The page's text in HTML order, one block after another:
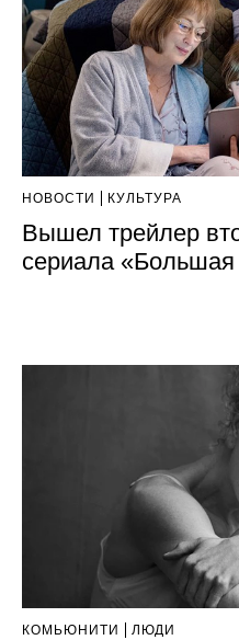
НОВОСТИ КУЛЬТУРА
Вышел трейлер
сериала
КОМЬЮНИТИ ЛЮДИ